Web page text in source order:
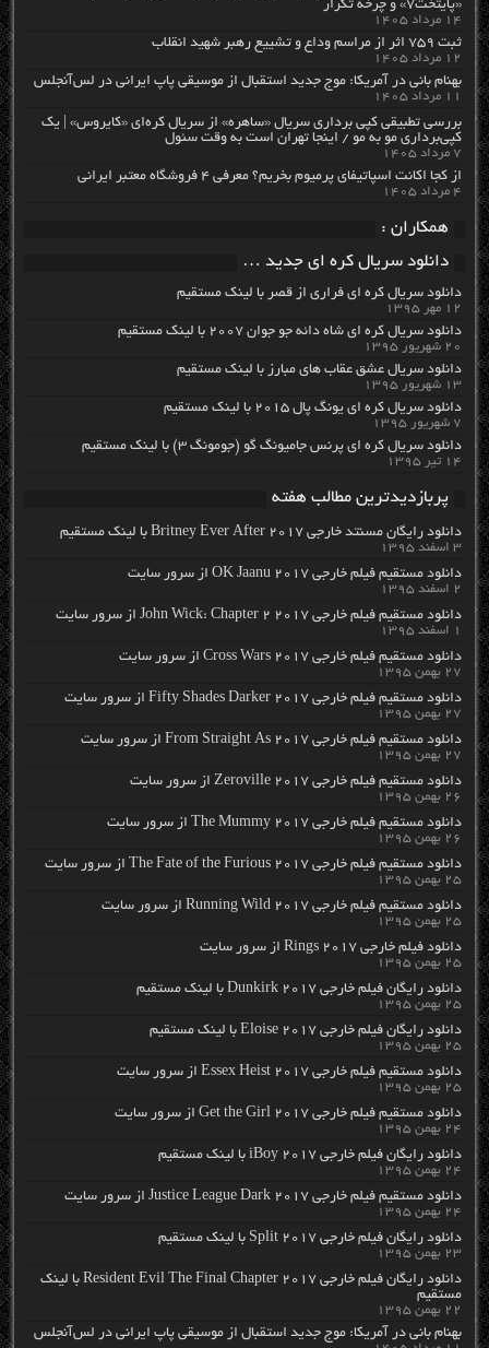
«پایتخت۷» و چرخه تکرار
۱۴ مرداد ۱۴۰۵
ثبت ۷۵۹ اثر از مراسم وداع و تشییع رهبر شهید انقلاب
۱۲ مرداد ۱۴۰۵
بهنام بانی در آمریکا: موج جدید استقبال از موسیقی پاپ ایرانی در لس‌آنجلس
۱۱ مرداد ۱۴۰۵
بررسی تطبیقی کپی برداری سریال «ساهره» از سریال کره‌ای «کایروس» | یک
کپی‌برداری مو به مو / اینجا تهران است به وقت سئول
۷ مرداد ۱۴۰۵
از کجا اکانت اسپاتیفای پرمیوم بخریم؟ معرفی ۴ فروشگاه معتبر ایرانی
۴ مرداد ۱۴۰۵
همکاران :
دانلود سریال کره ای جدید …
دانلود سریال کره ای فراری از قصر با لینک مستقیم
۱۲ مهر ۱۳۹۵
دانلود سریال کره ای شاه دائه جو جوان ۲۰۰۷ با لینک مستقیم
۲۰ شهریور ۱۳۹۵
دانلود سریال عشق عقاب های مبارز با لینک مستقیم
۱۳ شهریور ۱۳۹۵
دانلود سریال کره ای یونگ پال ۲۰۱۵ با لینک مستقیم
۷ شهریور ۱۳۹۵
دانلود سریال کره ای پرنس جامیونگ گو (جومونگ ۳) با لینک مستقیم
۱۴ تیر ۱۳۹۵
پربازدیدترین مطالب هفته
دانلود رایگان مسنتد خارجی Britney Ever After 2017 با لینک مستقیم
۳ اسفند ۱۳۹۵
دانلود مستقیم فیلم خارجی OK Jaanu 2017 از سرور سایت
۲ اسفند ۱۳۹۵
دانلود مستقیم فیلم خارجی John Wick: Chapter 2 2017 از سرور سایت
۱ اسفند ۱۳۹۵
دانلود مستقیم فیلم خارجی Cross Wars 2017 از سرور سایت
۲۷ بهمن ۱۳۹۵
دانلود مستقیم فیلم خارجی Fifty Shades Darker 2017 از سرور سایت
۲۷ بهمن ۱۳۹۵
دانلود مستقیم فیلم خارجی From Straight As 2017 از سرور سایت
۲۷ بهمن ۱۳۹۵
دانلود مستقیم فیلم خارجی Zeroville 2017 از سرور سایت
۲۶ بهمن ۱۳۹۵
دانلود مستقیم فیلم خارجی The Mummy 2017 از سرور سایت
۲۶ بهمن ۱۳۹۵
دانلود مستقیم فیلم خارجی The Fate of the Furious 2017 از سرور سایت
۲۵ بهمن ۱۳۹۵
دانلود مستقیم فیلم خارجی Running Wild 2017 از سرور سایت
۲۵ بهمن ۱۳۹۵
دانلود فیلم خارجی Rings 2017 از سرور سایت
۲۵ بهمن ۱۳۹۵
دانلود رایگان فیلم خارجی Dunkirk 2017 با لینک مستقیم
۲۵ بهمن ۱۳۹۵
دانلود رایگان فیلم خارجی Eloise 2017 با لینک مستقیم
۲۵ بهمن ۱۳۹۵
دانلود مستقیم فیلم خارجی Essex Heist 2017 از سرور سایت
۲۵ بهمن ۱۳۹۵
دانلود مستقیم فیلم خارجی Get the Girl 2017 از سرور سایت
۲۴ بهمن ۱۳۹۵
دانلود رایگان فیلم خارجی iBoy 2017 با لینک مستقیم
۲۴ بهمن ۱۳۹۵
دانلود مستقیم فیلم خارجی Justice League Dark 2017 از سرور سایت
۲۴ بهمن ۱۳۹۵
دانلود رایگان فیلم خارجی Split 2017 با لینک مستقیم
۲۳ بهمن ۱۳۹۵
دانلود رایگان فیلم خارجی Resident Evil The Final Chapter 2017 با لینک
مستقیم
۲۲ بهمن ۱۳۹۵
بهنام بانی در آمریکا: موج جدید استقبال از موسیقی پاپ ایرانی در لس‌آنجلس